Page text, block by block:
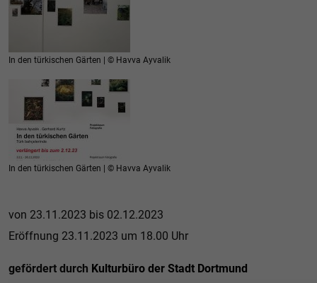
In den türkischen Gärten | © Havva Ayvalik
In den türkischen Gärten | © Havva Ayvalik
von 23.11.2023 bis 02.12.2023
Eröffnung 23.11.2023 um 18.00 Uhr
gefördert durch Kulturbüro der Stadt Dortmund